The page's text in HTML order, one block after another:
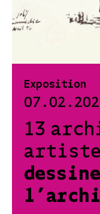
Exposition
13